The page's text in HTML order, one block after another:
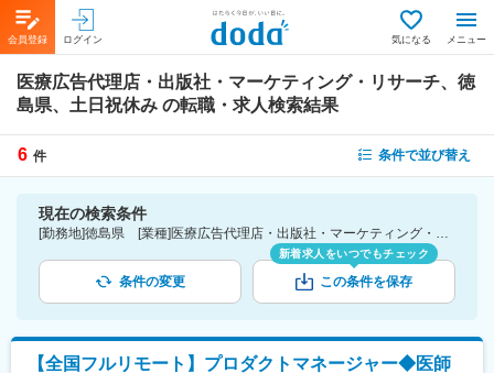
会員登録 ログイン 気になる メニュー
医療広告代理店・出版社・マーケティング・リサーチ、徳
島県、土日祝休み の転職・求人検索結果
6 件 条件で並び替え
現在の検索条件
[勤務地]徳島県 [業種]医療広告代理店・出版社・マーケティング・リサーチ-医薬品・医療機器・ライフサイエンス・医療系サービス [詳細条件](休日・働き方)土日祝休み
条件の変更
新着求人をいつでもチェック
この条件を保存
【全国フルリモート】プロダクトマネージャー◆医師